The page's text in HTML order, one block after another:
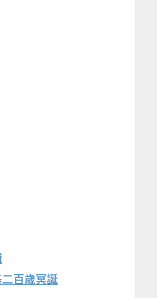
百歲冥誕